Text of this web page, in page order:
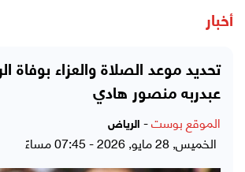
أخبار
تحديد موعد الصلاة والعزاء بوفاة
عبدربه منصور هادي
الموقع بوست- الرياض
الخميس, 28 مايو, 2026 - 07:45 مساءً